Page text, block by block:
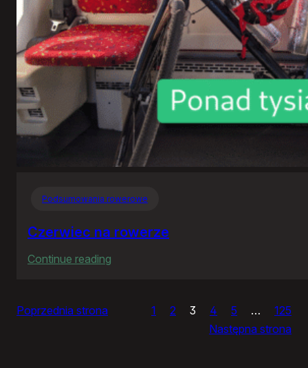
okrągłe
zdjęcia
Podsumowania rowerowe
Czerwiec na rowerze
Continue reading
rowerze
Poprzednia strona 1 2 3 4 5 …
125
Następna strona